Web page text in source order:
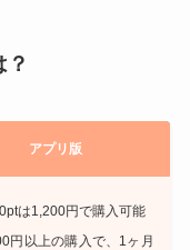
アプリ版
は1,200円で購入可能
円以上の購入で、1ヶ月